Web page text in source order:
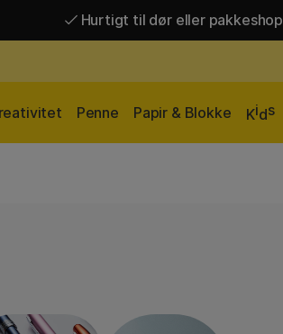
Hurtigt til dør eller pakkeshop
Penne Papir & Blokke Kids